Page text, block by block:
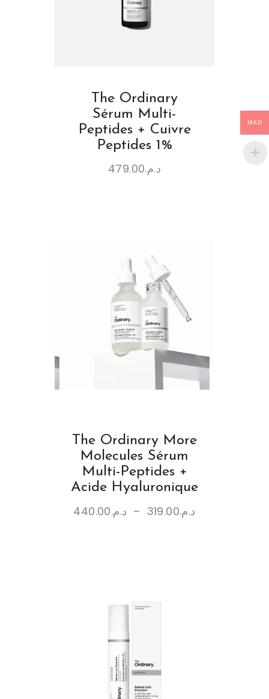
The Ordinary
Sérum Multi-
Peptides + Cuivre
Peptides 1%
د.م.479.00
The Ordinary More
Molecules Sérum
Multi-Peptides +
Acide Hyaluronique
د.م.319.00
– د.م.440.00
MAD